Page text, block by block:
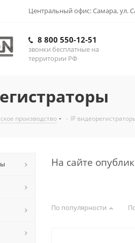
Центральный офис: Самара, ул.
8 800 550-12-51
звонки бесплатные на
территории РФ
производство - IP
На сайте
По популярности